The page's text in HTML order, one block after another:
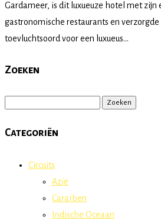
Gardameer, is dit luxueuze hotel met zijn
gastronomische restaurants en verzorgde
toevluchtsoord voor een luxueus...
Zoeken
Categoriën
Circuits
Azië
Caraïben
Indische Oceaan